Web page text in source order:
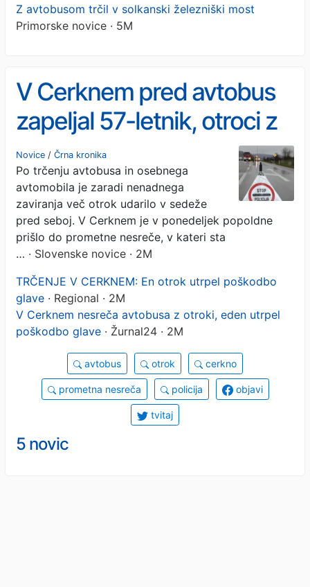
Z avtobusom trčil v solkanski železniški most
Primorske novice · 5M
V Cerknem pred avtobus
zapeljal 57-letnik, otroci z
glavami udarili v sedeže,
eden poškodovan
Novice / Črna kronika
Po trčenju avtobusa in osebnega
avtomobila je zaradi nenadnega
zaviranja več otrok udarilo v sedeže
pred seboj. V Cerknem je v ponedeljek popoldne
prišlo do prometne nesreče, v kateri sta
… · Slovenske novice · 2M
TRČENJE V CERKNEM: En otrok utrpel poškodbo
glave · Regional · 2M
V Cerknem nesreča avtobusa z otroki, eden utrpel
poškodbo glave · Žurnal24 · 2M
avtobus otrok cerkno
prometna nesreča policija objavi
tvitaj
5 novic